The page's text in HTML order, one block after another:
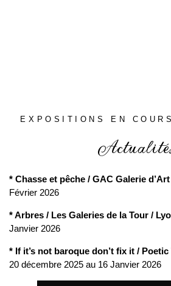
EXPOSITIONS EN
* Chasse et pêche / GAC Galerie
Février 2026
* Arbres / Les Galeries de la Tour /
Janvier 2026
* If it’s not baroque don’t fix it /
20 décembre 2025 au 16 Janvier 2026